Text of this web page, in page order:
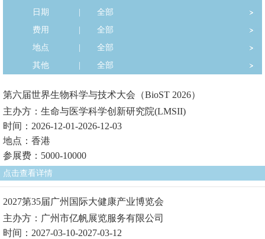
日期
全部
费用
全部
地点
全部
其他
全部
第六届世界生物科学与技术大会（BioST 2026）
主办方：生命与医学科学创新研究院(LMSII)
时间：2026-12-01-2026-12-03
地点：香港
参展费：5000-10000
点击查看详情
2027第35届广州国际大健康产业博览会
主办方：广州市亿帆展览服务有限公司
时间：2027-03-10-2027-03-12